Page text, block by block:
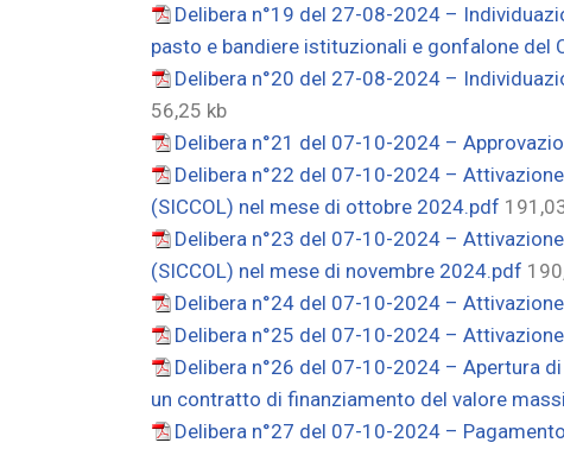
Delibera n°19 del 27-08-2024 –
pasto e bandiere istituzionali e gonfalone del
Delibera n°20 del 27-08-2024 –
56,25 kb
Delibera n°21 del 07-10-2024 –
Delibera n°22 del 07-10-2024 –
(SICCOL) nel mese di ottobre 2024.pdf
Delibera n°23 del 07-10-2024 –
(SICCOL) nel mese di novembre 2024.pdf
Delibera n°24 del 07-10-2024 –
Delibera n°25 del 07-10-2024 –
Delibera n°26 del 07-10-2024 – Apertura
un contratto di finanziamento del valore
Delibera n°27 del 07-10-2024 –